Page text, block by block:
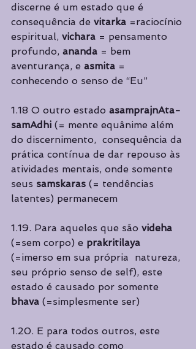
discerne é um estado que é
consequência de vitarka =raciocínio
espiritual, vichara = pensamento
profundo, ananda = bem
aventurança, e asmita =
conhecendo o senso de “Eu”
1.18 O outro estado asamprajnAta-
samAdhi (= mente equânime além
do discernimento,  consequência da
prática contínua de dar repouso às
atividades mentais, onde somente
seus samskaras (= tendências
latentes) permanecem
1.19. Para aqueles que são videha
(=sem corpo) e prakritilaya
(=imerso em sua própria  natureza,
seu próprio senso de self), este
estado é causado por somente
bhava (=simplesmente ser)
1.20. E para todos outros, este
estado é causado como